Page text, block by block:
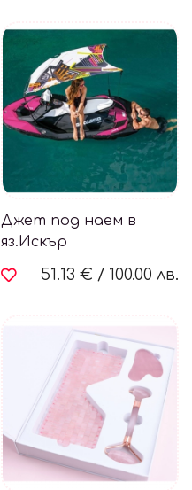
Джет под наем в
яз.Искър
51.13 € / 100.00 лв.